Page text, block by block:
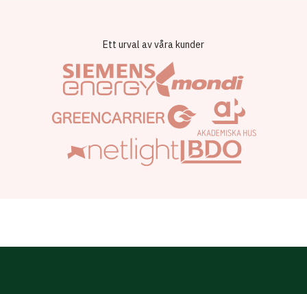
Ett urval av våra kunder